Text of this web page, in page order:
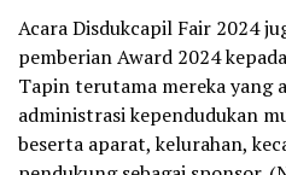
Acara Disdukcapil Fair 2024
pemberian Award 2024
Tapin terutama mereka yang
administrasi kependudukan
beserta aparat, kelurahan,